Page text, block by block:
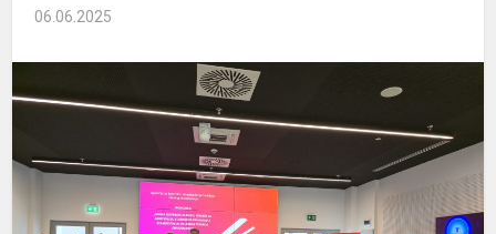
06.06.2025